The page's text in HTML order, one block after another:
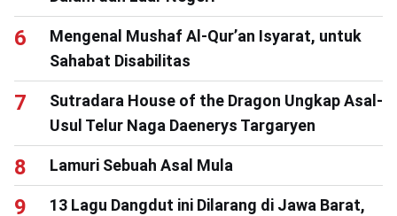
Mengenal Mushaf Al-Qur’an Isyarat, untuk
Sahabat Disabilitas
Sutradara House of the Dragon Ungkap Asal-
Usul Telur Naga Daenerys Targaryen
Lamuri Sebuah Asal Mula
13 Lagu Dangdut ini Dilarang di Jawa Barat,